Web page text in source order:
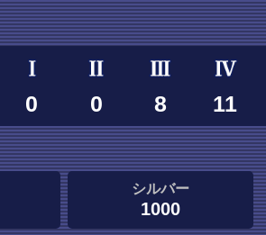
0 0 8 11
シルバー
1000